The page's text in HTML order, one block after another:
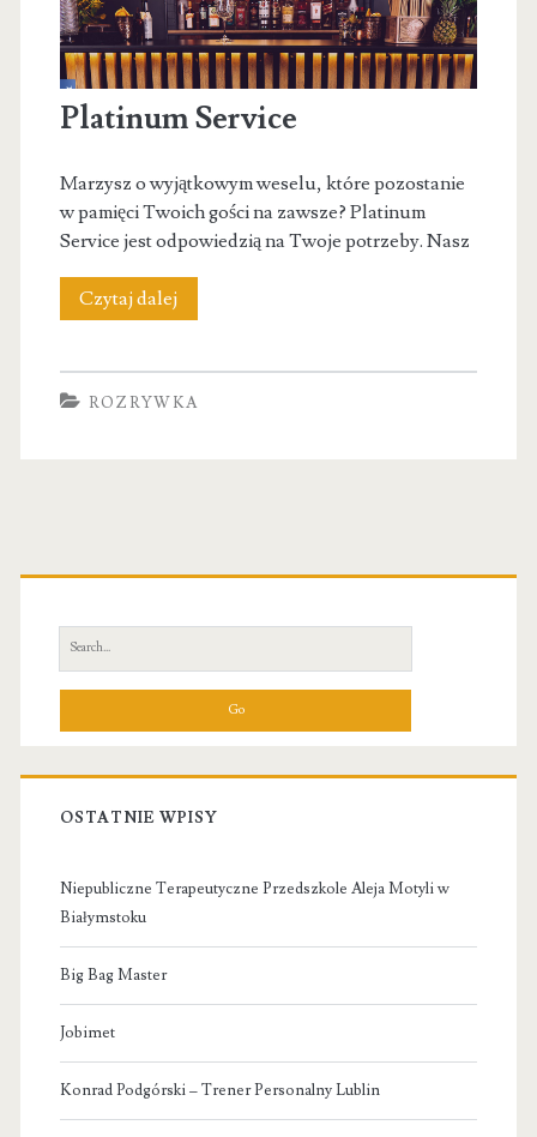
Platinum Service
Marzysz o wyjątkowym weselu, które pozostanie
w pamięci Twoich gości na zawsze? Platinum
Service jest odpowiedzią na Twoje potrzeby. Nasz
Czytaj dalejPlatinum
ROZRYWKA
Primary
Sidebar
Search
for:
OSTATNIE WPISY
Niepubliczne Terapeutyczne Przedszkole Aleja Motyli w
Białymstoku
Big Bag Master
Jobimet
Konrad Podgórski – Trener Personalny Lublin